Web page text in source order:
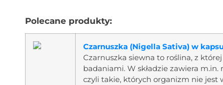
Polecane produkty:
Czarnuszka (Nigella Sativa) w
Czarnuszka siewna to roślina, z
badaniami. W składzie zawiera m.in.
czyli takie, których organizm nie